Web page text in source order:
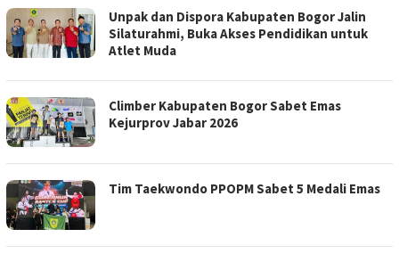
Unpak dan Dispora Kabupaten Bogor Jalin
Silaturahmi, Buka Akses Pendidikan untuk
Atlet Muda
Climber Kabupaten Bogor Sabet Emas
Kejurprov Jabar 2026
Tim Taekwondo PPOPM Sabet 5 Medali Emas